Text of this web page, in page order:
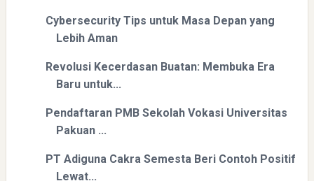
Cybersecurity Tips untuk Masa Depan yang
Lebih Aman
Revolusi Kecerdasan Buatan: Membuka Era
Baru untuk...
Pendaftaran PMB Sekolah Vokasi Universitas
Pakuan ...
PT Adiguna Cakra Semesta Beri Contoh Positif
Lewat...